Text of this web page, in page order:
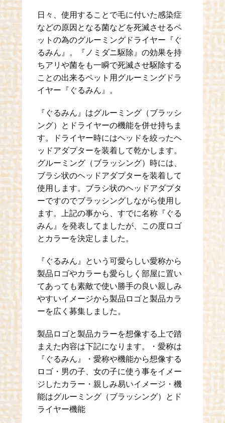
日々、使用することで毛に付いた感染症
などの原因となる菌などを死滅させるペ
ットの為のグルーミングドライヤー『ぐ
るみん』。『ノミダニ駆除』の効果を持
ちアリや菌をも一瞬で死滅させ駆除する
ことの出来るペット用グルーミングドラ
イヤー『ぐるみん』。
『ぐるみん』はグルーミング（ブラッシ
ング）とドライヤーの機能を併せ持ちま
す。ドライヤー時にはヘッドを絞ったヘ
ッドアダプターを装着して乾かします。
グルーミング（ブラッシング）時には、
ブラシ状のヘッドアダプターを装着して
使用します。ブラシ状のヘッドアダプタ
ーですのでブラッシングしながら使用し
ます。上記の事から、すでに名称『ぐる
みん』を発表してましたが、この度ロゴ
とカラーを決定しました。
『ぐるみん』という可愛らしい愛称から
製品ロゴやカラーも愛らしく部屋に置い
てあっても素敵で使い勝手の良い親しみ
やすいイメージから製品ロゴと製品カラ
ーを広く募集しました。
製品ロゴと製品カラーを想像する上で踏
まえた内容は下記になります。・愛称は
『ぐるみん』・愛称や機能から想像する
ロゴ・男の子、女の子に使う事をイメー
ジしたカラー・親しみ易いイメージ・機
能はグルーミング（ブラッシング）とド
ライヤー機能